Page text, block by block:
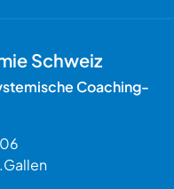
Schweiz
Coaching-